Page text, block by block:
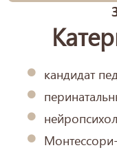
кандидат